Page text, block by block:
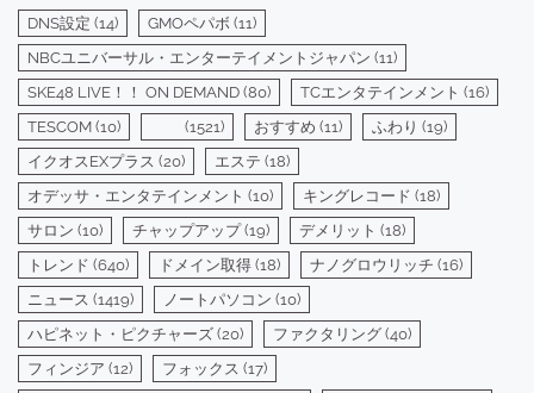
ーDNS設定 (14) GMOペパボ (11)
NBCユニバーサル・エンターテイメントジャパン (11)
SKE48 LIVE！！ ON DEMAND (80) TCエンタテインメント (16)
TESCOM (10) (1521) おすすめ (11) ふわり (19)
イクオスEXプラス (20) エステ (18)
オデッサ・エンタテインメント (10) キングレコード (18)
サロン (10) チャップアップ(19) デメリット (18)
トレンド (640) ドメイン取得 (18) ナノグロウリッチ (16)
ニュース (1419) ノートパソコン (10)
ハピネット・ピクチャーズ (20) ファクタリング (40)
フィンジア (12) フォックス (17)